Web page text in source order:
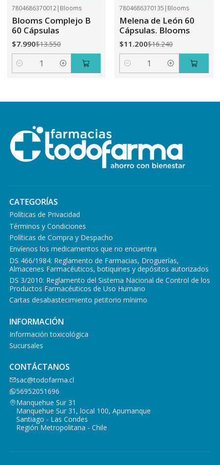
7804686370012| Blooms
Blooms Complejo B
60 Cápsulas
$7.990$13.550
Cantidad
7804686370135 | Blooms
Melena de León 60
Cápsulas. Blooms
$11.200$16.240
Cantidad
CATEGORÍAS
Políticas de Privacidad
Términos y Condiciones
Políticas de Compra y Despacho
Envíenos los medicamentos que no encuentra
DS 466/1984: Reglamento de Farmacias, Droguerías,
Almacenes Farmacéuticos, botiquines y depósitos autorizados
DS 3/2010: Reglamento del Sistema Nacional de Control de los
Productos Farmacéuticos de Uso Humano
Cartas desabastecimiento petitorio mínimo
INFORMACIÓN
Información toxicológica
Sucursales
CONTÁCTANOS
sac@todofarma.cl
56952051696
Manquehue Sur 31
Manquehue Sur 31, local 100, Apumanque
Santiago - Las Condes
Región Metropolitana - Chile